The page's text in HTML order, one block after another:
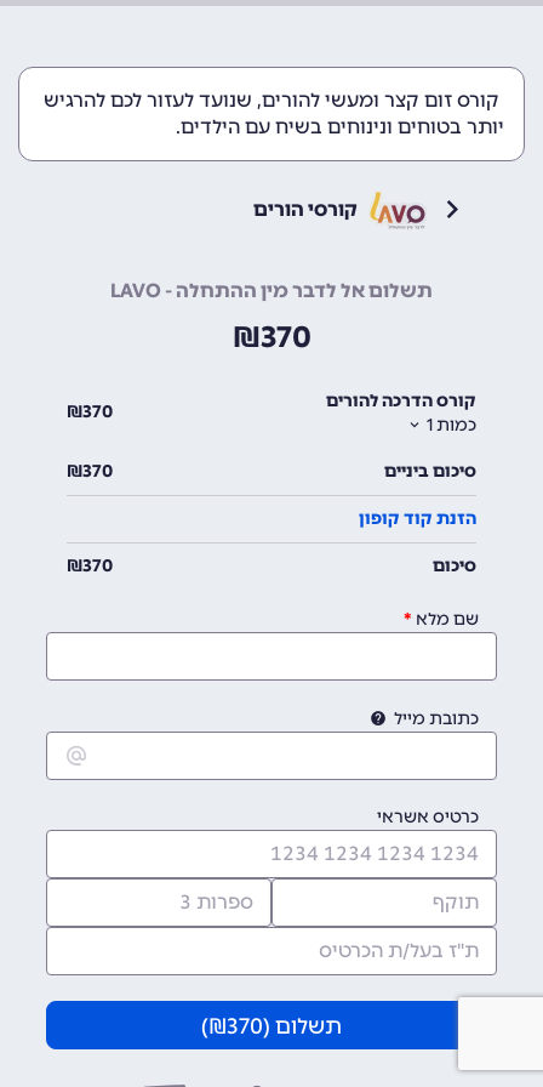
קורס זום קצר ומעשי להורים, שנועד לעזור לכם להרגיש
יותר בטוחים ונינוחים בשיח עם הילדים.
קורסי הורים
תשלום אל לדבר מין ההתחלה - LAVO
370
₪
קורס הדרכה להורים
כמות1
370
₪
סיכום ביניים 370
₪
הזנת קוד קופון
סיכום 370
₪
שם מלא
כתובת מייל
כרטיס אשראי
תשלום (370
₪)